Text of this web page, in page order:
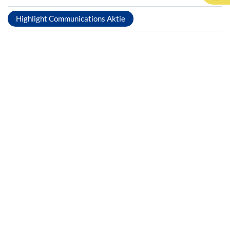
Highlight Communications Aktie